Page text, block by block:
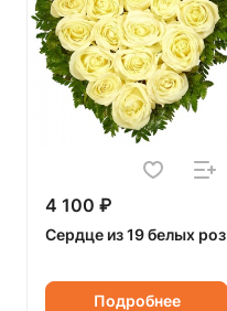
4 100 ₽
Сердце из 19 белых роз
Подробнее